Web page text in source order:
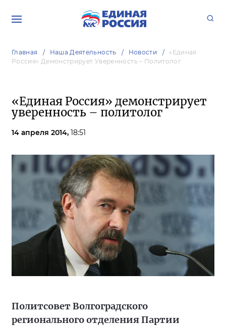
Главная Наша Деятельность Новости
«Единая
Россия» Демонстрирует Уверенность – Политолог
«Единая Россия» демонстрирует
уверенность – политолог
14 апреля 2014, 18:51
Политсовет Волгоградского
регионального отделения Партии